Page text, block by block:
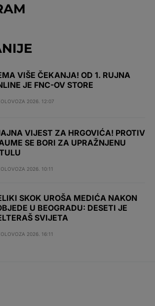
VIŠE ČEKANJA! OD 1. RUJNA
JE FNC-OV STORE
2026. 12:07
VIJEST ZA HRGOVIĆA! PROTIV
SE BORI ZA UPRAŽNJENU
2026. 10:11
SKOK UROŠA MEDIĆA NAKON
U BEOGRADU: DESETI JE
SVIJETA
2026. 16:11